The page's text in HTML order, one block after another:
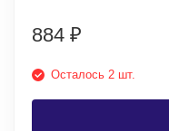
884 ₽
Осталось 2 шт.